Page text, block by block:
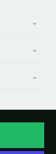
⌄
⌄
⌄